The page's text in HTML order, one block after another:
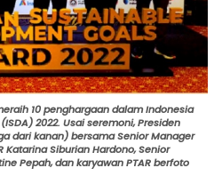
10 penghargaan dalam Indonesia
2022. Usai seremoni, Presiden
dari kanan) bersama Senior Manager
Siburian Hardono, Senior
Pepah, dan karyawan PTAR berfoto